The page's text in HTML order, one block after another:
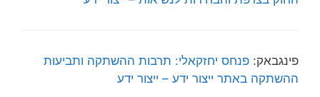
פינגבאק: פנחס יחזקאלי: תרבות ההשתקה ותביעות
ההשתקה באתר ייצור ידע – ייצור ידע